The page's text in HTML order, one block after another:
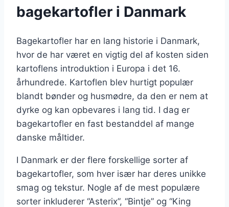
bagekartofler i Danmark
Bagekartofler har en lang historie i Danmark,
hvor de har været en vigtig del af kosten siden
kartoflens introduktion i Europa i det 16.
århundrede. Kartoflen blev hurtigt populær
blandt bønder og husmødre, da den er nem at
dyrke og kan opbevares i lang tid. I dag er
bagekartofler en fast bestanddel af mange
danske måltider.
I Danmark er der flere forskellige sorter af
bagekartofler, som hver især har deres unikke
smag og tekstur. Nogle af de mest populære
sorter inkluderer “Asterix”, “Bintje” og “King